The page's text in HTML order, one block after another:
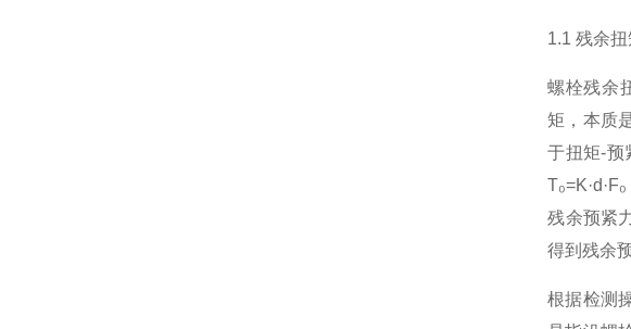
1.1 残余
螺栓残余
矩，本质
于扭矩-预
残余预紧
得到残余
根据检测